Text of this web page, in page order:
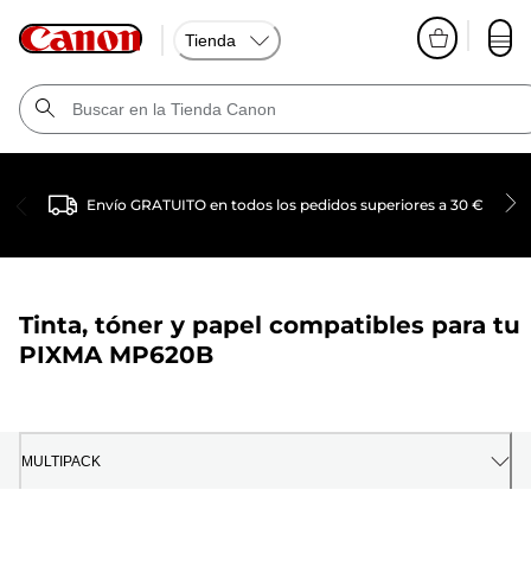
Tienda
Envío GRATUITO en todos los pedidos superiores a 30 €
Tinta, tóner y papel compatibles para tu
PIXMA MP620B
MULTIPACK